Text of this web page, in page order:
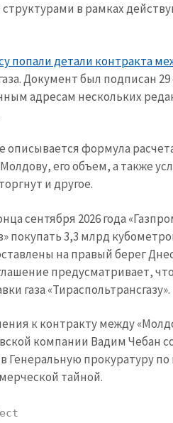
в рамках
попали детали контракта
Документ был подписан 29
адресам нескольких
формула
его объем, а также
и другое.
сентября 2026 года
покупать 3,3 млрд
на правый берег
предусматривает,
газа «Тираспольтрансгазу».
к контракту между
компании Вадим Чебан
Генеральную прокуратуру по
тайной.
новости + Добавить заголовок
на медиа + Добавить ссылку на